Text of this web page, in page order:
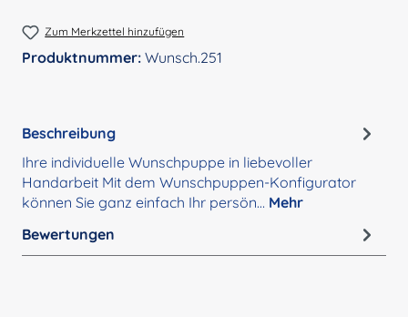
Zum Merkzettel hinzufügen
Produktnummer: Wunsch.251
Beschreibung
Ihre individuelle Wunschpuppe in liebevoller
Handarbeit Mit dem Wunschpuppen-Konfigurator
können Sie ganz einfach Ihr persön… Mehr
Bewertungen